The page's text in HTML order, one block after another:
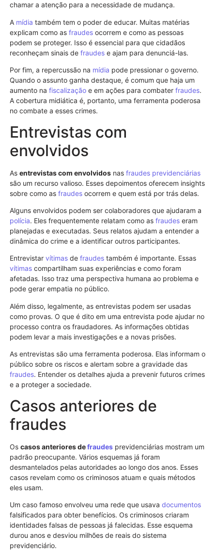
chamar a atenção para a necessidade de mudança.
A mídia também tem o poder de educar. Muitas matérias
explicam como as fraudes ocorrem e como as pessoas
podem se proteger. Isso é essencial para que cidadãos
reconheçam sinais de fraudes e ajam para denunciá-las.
Por fim, a repercussão na mídia pode pressionar o governo.
Quando o assunto ganha destaque, é comum que haja um
aumento na fiscalização e em ações para combater fraudes.
A cobertura midiática é, portanto, uma ferramenta poderosa
no combate a esses crimes.
Entrevistas com
envolvidos
As entrevistas com envolvidos nas fraudes previdenciárias
são um recurso valioso. Esses depoimentos oferecem insights
sobre como as fraudes ocorrem e quem está por trás delas.
Alguns envolvidos podem ser colaboradores que ajudaram a
polícia. Eles frequentemente relatam como as fraudes eram
planejadas e executadas. Seus relatos ajudam a entender a
dinâmica do crime e a identificar outros participantes.
Entrevistar vítimas de fraudes também é importante. Essas
vítimas compartilham suas experiências e como foram
afetadas. Isso traz uma perspectiva humana ao problema e
pode gerar empatia no público.
Além disso, legalmente, as entrevistas podem ser usadas
como provas. O que é dito em uma entrevista pode ajudar no
processo contra os fraudadores. As informações obtidas
podem levar a mais investigações e a novas prisões.
As entrevistas são uma ferramenta poderosa. Elas informam o
público sobre os riscos e alertam sobre a gravidade das
fraudes. Entender os detalhes ajuda a prevenir futuros crimes
e a proteger a sociedade.
Casos anteriores de
fraudes
Os casos anteriores defraudes previdenciárias mostram um
padrão preocupante. Vários esquemas já foram
desmantelados pelas autoridades ao longo dos anos. Esses
casos revelam como os criminosos atuam e quais métodos
eles usam.
Um caso famoso envolveu uma rede que usava documentos
falsificados para obter benefícios. Os criminosos criaram
identidades falsas de pessoas já falecidas. Esse esquema
durou anos e desviou milhões de reais do sistema
previdenciário.